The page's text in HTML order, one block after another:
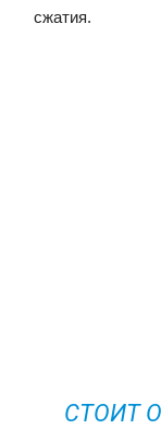
сжатия.
СТОИТ